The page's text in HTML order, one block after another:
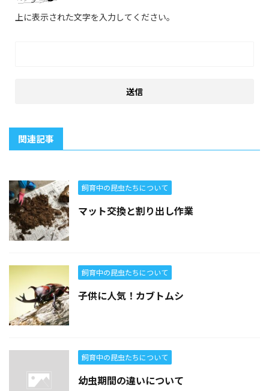
上に表示された文字を入力してください。
関連記事
飼育中の昆虫たちについて
マット交換と割り出し作業
飼育中の昆虫たちについて
子供に人気！カブトムシ
飼育中の昆虫たちについて
幼虫期間の違いについて